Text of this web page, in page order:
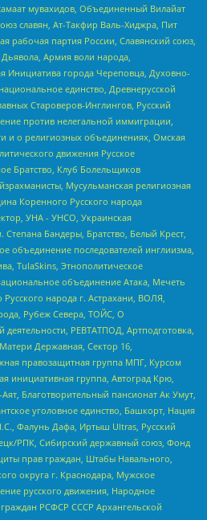
мувахидов, Объединенный Вилайат
славян, Ат-Такфир Валь-Хиджра, Пит
рабочая партия России, Славянский союз,
Армия воли народа,
Инициатива города Череповца, Духовно-
единство, Древнерусской
Староверов-Инглингов, Русский
против нелегальной иммиграции,
и о религиозных объединениях, Омская
движения Русское
Братство, Клуб Болельщиков
Мусульманская религиозная
Коренного Русского народа
УНА - УНСО, Украинская
Степана Бандеры, Братство, Белый Крест,
объединение последователей инглиизма,
TulaSkins, Этнополитическое
объединение Атака, Мечеть
народа г. Астрахани, ВОЛЯ,
Рубеж Севера, ТОЙС, О
деятельности, РЕВТАТПОД, Артподготовка,
Державная, Сектор 16,
правозащитная группа МПГ, Курсом
инициативная группа, Автоград Крю,
Благотворительный пансионат Ак Умут,
уголовное единство, Башкорт, Нация
Фалунь Дафа, Иртыш Ultras, Русский
РПК, Сибирский державный союз, Фонд
прав граждан, Штабы Навального,
округа г. Краснодара, Мужское
русского движения, Народное
РСФСР СССР Архангельской